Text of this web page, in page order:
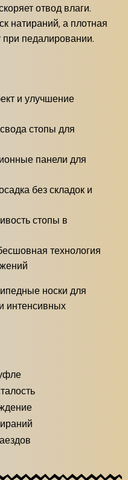
отвод влаги.
натираний, а плотная
при педалировании.
и улучшение
стопы для
панели для
без складок и
стопы в
технология
носки для
интенсивных